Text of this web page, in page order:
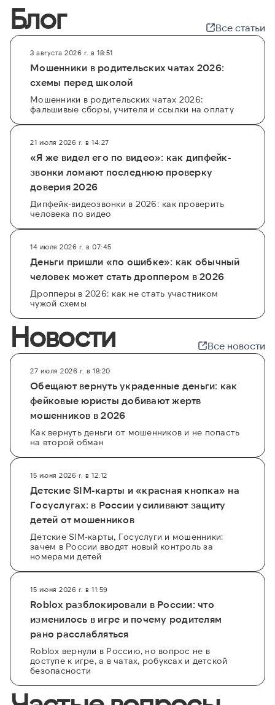
Блог Все статьи
3 августа 2026 г. в 18:51
Мошенники в родительских чатах 2026:
схемы перед школой
Мошенники в родительских чатах 2026:
фальшивые сборы, учителя и ссылки на оплату
21 июля 2026 г. в 14:27
«Я же видел его по видео»: как дипфейк-
звонки ломают последнюю проверку
доверия 2026
Дипфейк-видеозвонки в 2026: как проверить
человека по видео
14 июля 2026 г. в 07:45
Деньги пришли «по ошибке»: как обычный
человек может стать дроппером в 2026
Дропперы в 2026: как не стать участником
чужой схемы
Новости Все новости
27 июля 2026 г. в 18:20
Обещают вернуть украденные деньги: как
фейковые юристы добивают жертв
мошенников в 2026
Как вернуть деньги от мошенников и не попасть
на второй обман
15 июня 2026 г. в 12:12
Детские SIM-карты и «красная кнопка» на
Госуслугах: в России усиливают защиту
детей от мошенников
Детские SIM-карты, Госуслуги и мошенники:
зачем в России вводят новый контроль за
номерами детей
15 июня 2026 г. в 11:59
Roblox разблокировали в России: что
изменилось в игре и почему родителям
рано расслабляться
Roblox вернули в Россию, но вопрос не в
доступе к игре, а в чатах, робуксах и детской
безопасности